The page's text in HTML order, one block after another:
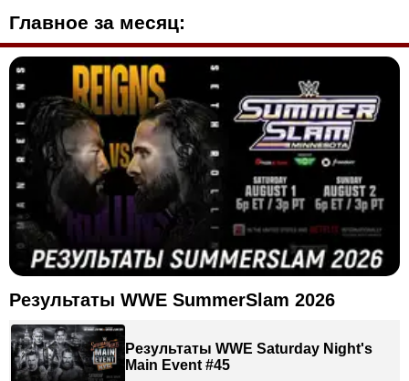
Главное за месяц:
Результаты WWE SummerSlam 2026
Результаты WWE Saturday Night's
Main Event #45